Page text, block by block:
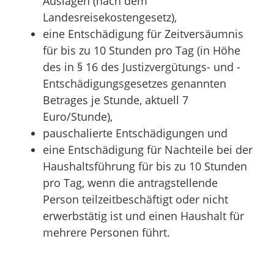
Landesreisekostengesetz),
eine Entschädigung für Zeitversäumnis
für bis zu 10 Stunden pro Tag (in Höhe
des in § 16 des Justizvergütungs- und -
Entschädigungsgesetzes genannten
Betrages je Stunde, aktuell 7
Euro/Stunde),
pauschalierte Entschädigungen und
eine Entschädigung für Nachteile bei der
Haushaltsführung für bis zu 10 Stunden
pro Tag, wenn die antragstellende
Person teilzeitbeschäftigt oder nicht
erwerbstätig ist und einen Haushalt für
mehrere Personen führt.